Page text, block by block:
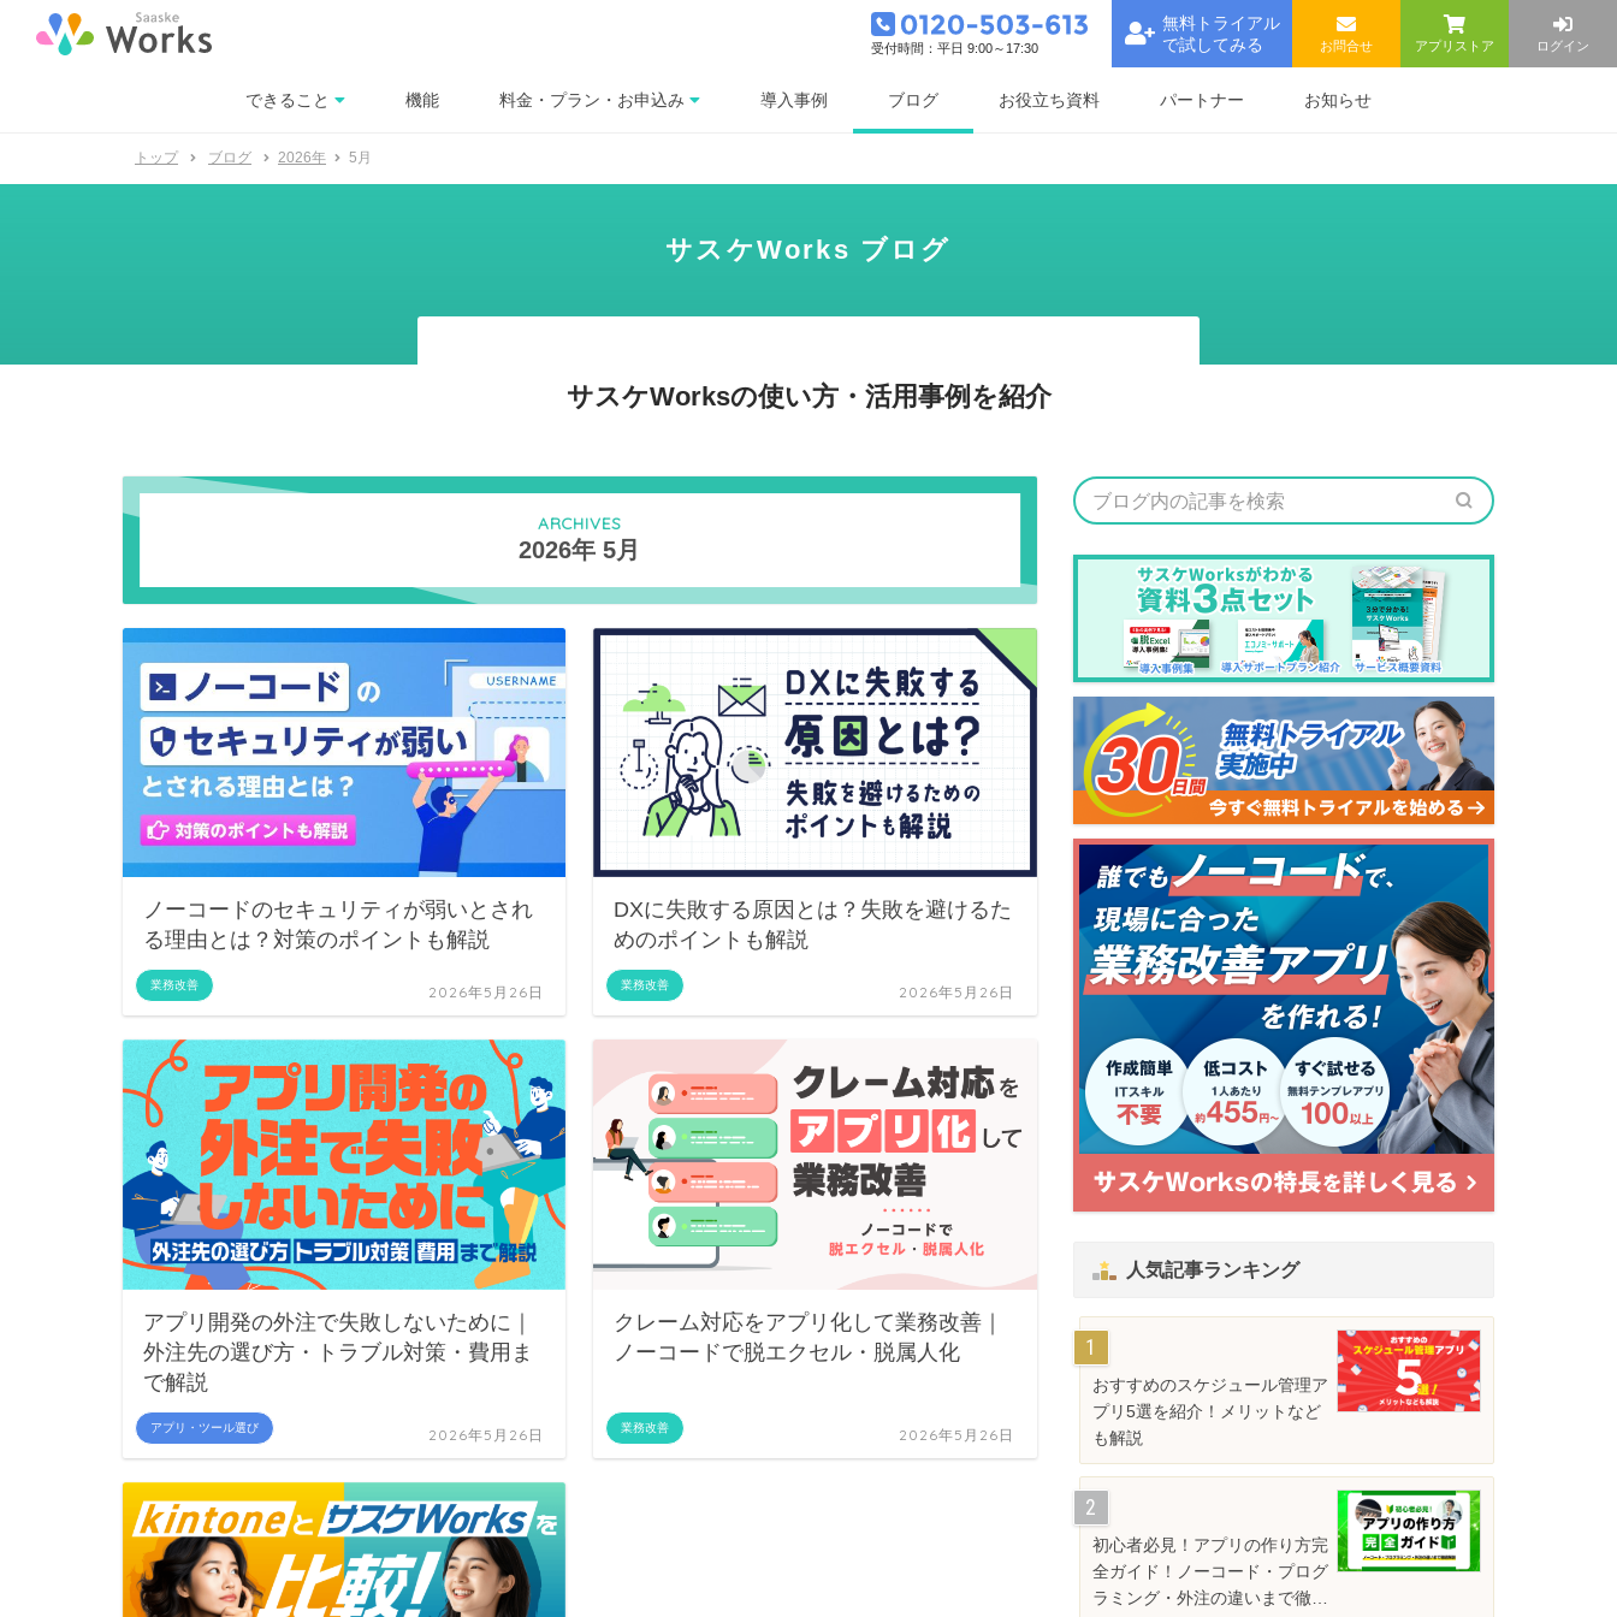
受付時間：平日 9:00～17:30
無料トライアル
で試してみる
お問合せ アプリストア ログイン
できること 機能 料金・プラン・お申込み 導入事例 ブログ お役立ち資料 パートナー お知らせ
トップ ブログ 2026年 5月
サスケWorks ブログ
サスケWorksの使い方・活用事例を紹介
ARCHIVES
2026年 5月
業務改善
ノーコードのセキュリティが弱いとされ
る理由とは？対策のポイントも解説
2026年5月26日 業務改善
DXに失敗する原因とは？失敗を避けるた
めのポイントも解説
2026年5月26日
アプリ・ツール選び
アプリ開発の外注で失敗しないために｜
外注先の選び方・トラブル対策・費用ま
で解説
2026年5月26日 業務改善
クレーム対応をアプリ化して業務改善｜
ノーコードで脱エクセル・脱属人化
2026年5月26日
人気記事ランキング
おすすめのスケジュール管理ア
プリ5選を紹介！メリットなど
も解説
初心者必見！アプリの作り方完
全ガイド！ノーコード・プログ
ラミング・外注の違いまで徹底